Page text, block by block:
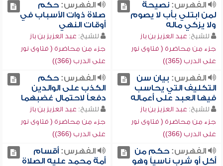
الفهرس:نصيحة
لمن ابتلي بأب لا يصوم
ولا يزكي ماله
للشيخ: عبد العزيز بن باز
جزء من محاضرة ( فتاوى نور
على الدرب (365))
الفهرس:حكم
صلاة ذوات الأسباب في
أوقات النهي
للشيخ: عبد العزيز بن باز
جزء من محاضرة ( فتاوى نور
على الدرب (366))
الفهرس: بيان سن
التكليف التي يحاسب
فيها العبد على أعماله
للشيخ: عبد العزيز بن باز
جزء من محاضرة ( فتاوى نور
على الدرب (366))
الفهرس:حكم
الكذب على الوالدين
دفعاً لاحتمال غضبهما
للشيخ: عبد العزيز بن باز
جزء من محاضرة ( فتاوى نور
على الدرب (366))
الفهرس:حكم من
أكل أو شرب ناسياً وهو
الفهرس:أقسام
أمة محمد عليه الصلاة